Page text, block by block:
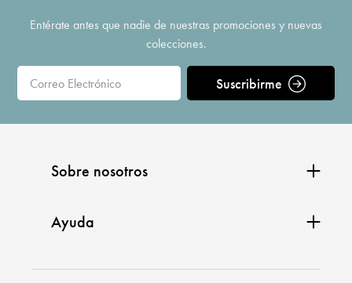
Entérate antes que nadie de nuestras promociones y nuevas
colecciones.
Suscribirme
Sobre nosotros
Ayuda